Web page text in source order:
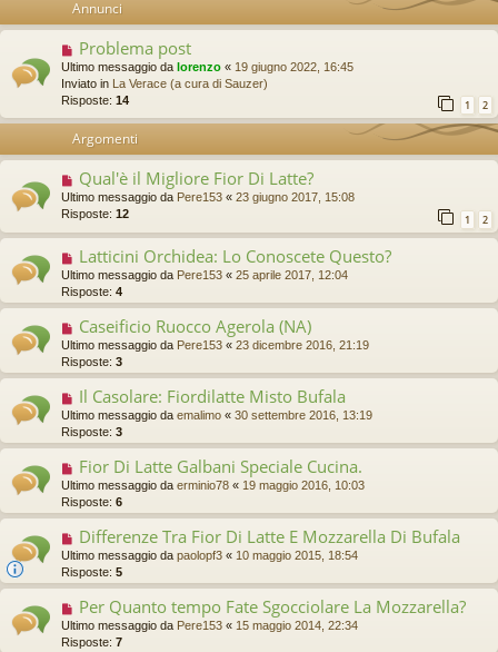
Annunci
Problema post
Ultimo messaggio da lorenzo « 19 giugno 2022, 16:45
Inviato in La Verace (a cura di Sauzer)
Risposte: 14 1 2
Argomenti
Qual'è il Migliore Fior Di Latte?
Ultimo messaggio da Pere153 « 23 giugno 2017, 15:08
Risposte: 12 1 2
Latticini Orchidea: Lo Conoscete Questo?
Ultimo messaggio da Pere153 « 25 aprile 2017, 12:04
Risposte: 4
Caseificio Ruocco Agerola (NA)
Ultimo messaggio da Pere153 « 23 dicembre 2016, 21:19
Risposte: 3
Il Casolare: Fiordilatte Misto Bufala
Ultimo messaggio da emalimo « 30 settembre 2016, 13:19
Risposte: 3
Fior Di Latte Galbani Speciale Cucina.
Ultimo messaggio da erminio78 « 19 maggio 2016, 10:03
Risposte: 6
Differenze Tra Fior Di Latte E Mozzarella Di Bufala
Ultimo messaggio da paolopf3 « 10 maggio 2015, 18:54
Risposte: 5
Per Quanto tempo Fate Sgocciolare La Mozzarella?
Ultimo messaggio da Pere153 « 15 maggio 2014, 22:34
Risposte: 7